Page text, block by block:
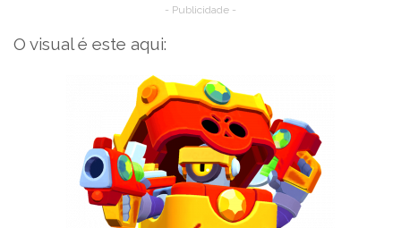
- Publicidade -
O visual é este aqui: